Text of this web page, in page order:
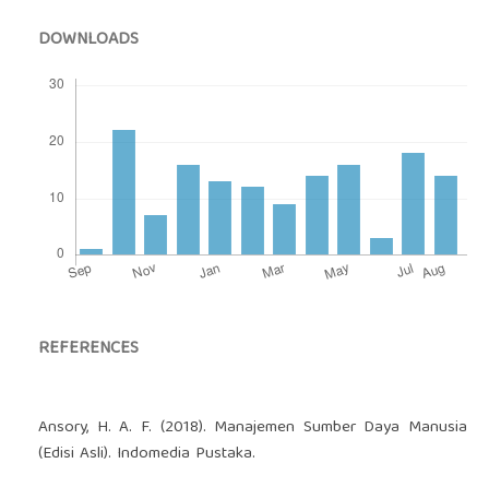
DOWNLOADS
REFERENCES
Ansory, H. A. F. (2018). Manajemen Sumber Daya Manusia
(Edisi Asli). Indomedia Pustaka.